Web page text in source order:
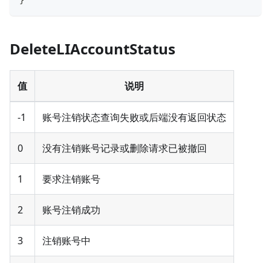
DeleteLIAccountStatus
值 说明
-1 账号注销状态查询失败或后端没有返回状态
0 没有注销账号记录或删除请求已被撤回
1 要求注销账号
2 账号注销成功
3 注销账号中